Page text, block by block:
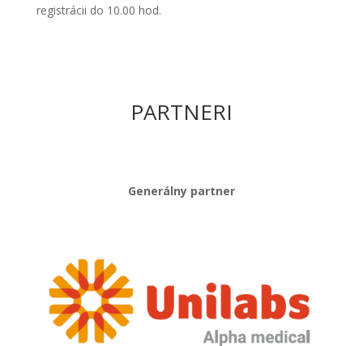
registrácii do 10.00 hod.
PARTNERI
Generálny partner